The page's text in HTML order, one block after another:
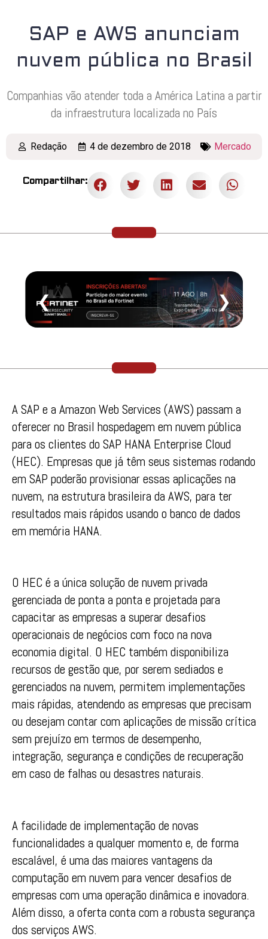
SAP e AWS anunciam
nuvem pública no Brasil
Companhias vão atender toda a América Latina a partir
da infraestrutura localizada no País
Redação 4 de dezembro de 2018 Mercado
Compartilhar:
❮ ❯
A SAP e a Amazon Web Services (AWS) passam a
oferecer no Brasil hospedagem em nuvem pública
para os clientes do SAP HANA Enterprise Cloud
(HEC). Empresas que já têm seus sistemas rodando
em SAP poderão provisionar essas aplicações na
nuvem, na estrutura brasileira da AWS, para ter
resultados mais rápidos usando o banco de dados
em memória HANA.
O HEC é a única solução de nuvem privada
gerenciada de ponta a ponta e projetada para
capacitar as empresas a superar desafios
operacionais de negócios com foco na nova
economia digital. O HEC também disponibiliza
recursos de gestão que, por serem sediados e
gerenciados na nuvem, permitem implementações
mais rápidas, atendendo as empresas que precisam
ou desejam contar com aplicações de missão crítica
sem prejuízo em termos de desempenho,
integração, segurança e condições de recuperação
em caso de falhas ou desastres naturais.
A facilidade de implementação de novas
funcionalidades a qualquer momento e, de forma
escalável, é uma das maiores vantagens da
computação em nuvem para vencer desafios de
empresas com uma operação dinâmica e inovadora.
Além disso, a oferta conta com a robusta segurança
dos serviços AWS.